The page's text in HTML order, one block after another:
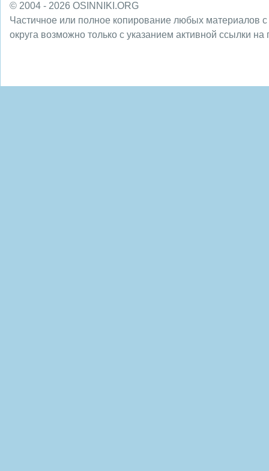
© 2004 - 2026 OSINNIKI.ORG
Частичное или полное копирование любых материалов
округа возможно только с указанием активной ссылки на